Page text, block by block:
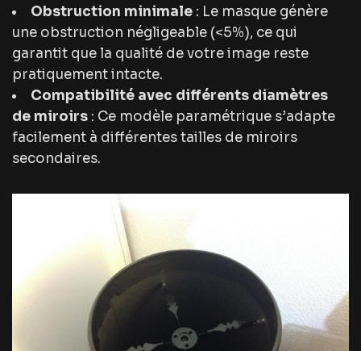
Obstruction minimale : Le masque génère
une obstruction négligeable (<5%), ce qui
garantit que la qualité de votre image reste
pratiquement intacte.
Compatibilité avec différents diamètres
de miroirs : Ce modèle paramétrique s’adapte
facilement à différentes tailles de miroirs
secondaires.